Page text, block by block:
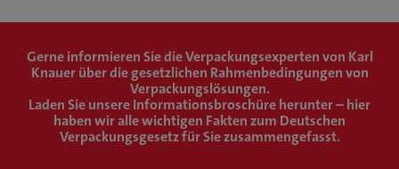
Gerne informieren Sie die Verpackungsexperten von Karl
Knauer über die gesetzlichen Rahmenbedingungen von
Verpackungslösungen.
Laden Sie unsere Informationsbroschüre herunter – hier
haben wir alle wichtigen Fakten zum Deutschen
Verpackungsgesetz für Sie zusammengefasst.